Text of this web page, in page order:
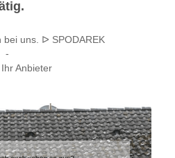
bei uns. ᐅ SPODAREK
-
Anbieter